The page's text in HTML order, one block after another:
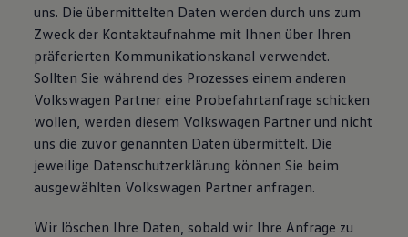
uns. Die übermittelten Daten werden durch uns zum
Zweck der Kontaktaufnahme mit Ihnen über Ihren
präferierten Kommunikationskanal verwendet.
Sollten Sie während des Prozesses einem anderen
Volkswagen Partner eine Probefahrtanfrage schicken
wollen, werden diesem Volkswagen Partner und nicht
uns die zuvor genannten Daten übermittelt. Die
jeweilige Datenschutzerklärung können Sie beim
ausgewählten Volkswagen Partner anfragen.
Wir löschen Ihre Daten, sobald wir Ihre Anfrage zu